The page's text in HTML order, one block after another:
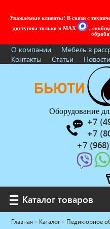
Уважаемые клиенты! В связи с
доступны только в MAX
,
О компании Мебель в
Контакты
Статьи Новости
Оборудование
+7
+7
+7
Каталог товаров
Каталог товаров
Главная Каталог Педикюрное